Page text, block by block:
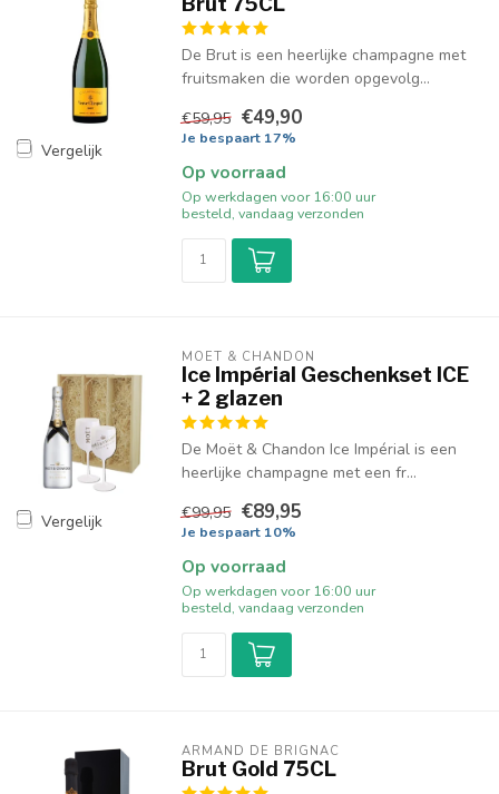
Vergelijk
De Brut is een heerlijke champagne met
fruitsmaken die worden opgevolg...
€59,95 €49,90
Je bespaart 17%
Op voorraad
Op werkdagen voor 16:00 uur
besteld, vandaag verzonden
Vergelijk
MOËT & CHANDON
Ice Impérial Geschenkset ICE
+ 2 glazen
De Moët & Chandon Ice Impérial is een
heerlijke champagne met een fr...
€99,95 €89,95
Je bespaart 10%
Op voorraad
Op werkdagen voor 16:00 uur
besteld, vandaag verzonden
ARMAND DE BRIGNAC
Brut Gold 75CL